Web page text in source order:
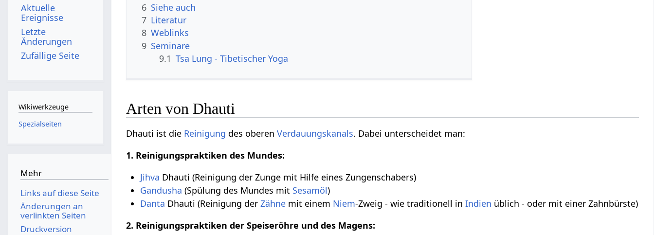
6 Siehe auch
7 Literatur
8 Weblinks
9 Seminare
9.1 Tsa Lung - Tibetischer Yoga
Arten von Dhauti
Dhauti ist die Reinigung des oberenVerdauungskanals. Dabei unterscheidet man:
1. Reinigungspraktiken des Mundes:
Jihva Dhauti (Reinigung der Zunge mit Hilfe eines Zungenschabers)
Gandusha (Spülung des Mundes mit Sesamöl)
Danta Dhauti (Reinigung derZähne mit einem Niem-Zweig - wie traditionell inIndien üblich - oder mit einer Zahnbürste)
2. Reinigungspraktiken der Speiseröhre und des Magens:
Aktuelle
Ereignisse
Letzte
Änderungen
Zufällige Seite
Wikiwerkzeuge
Spezialseiten
Mehr
Links auf diese Seite
Änderungen an
verlinkten Seiten
Druckversion